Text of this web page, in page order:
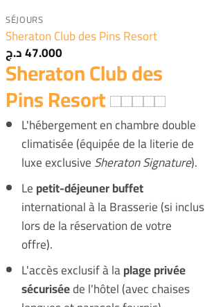
SÉJOURS
Sheraton Club des Pins Resort
47.000د.ج
Sheraton Club des
Pins Resort
L'hébergement en chambre double
climatisée (équipée de la literie de
luxe exclusiveSheraton Signature).
Lepetit-déjeuner buffet
international à la Brasserie (si inclus
lors de la réservation de votre
offre).
L'accès exclusif à laplage privée
sécuriséede l'hôtel (avec chaises